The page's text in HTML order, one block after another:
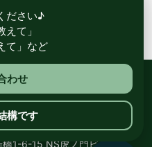
スポット ル・サイク
1-6-15 NS虎ノ門ビル8階
ださい♪
て」
て」など
わせ
構です